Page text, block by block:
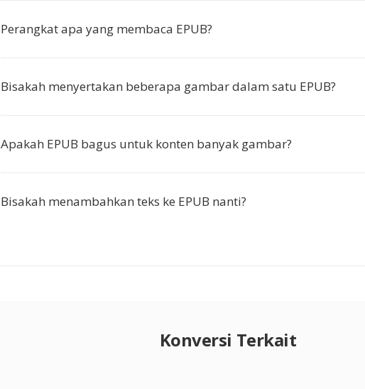
Perangkat apa yang membaca EPUB?
Bisakah menyertakan beberapa gambar dalam satu EPUB?
Apakah EPUB bagus untuk konten banyak gambar?
Bisakah menambahkan teks ke EPUB nanti?
Konversi Terkait